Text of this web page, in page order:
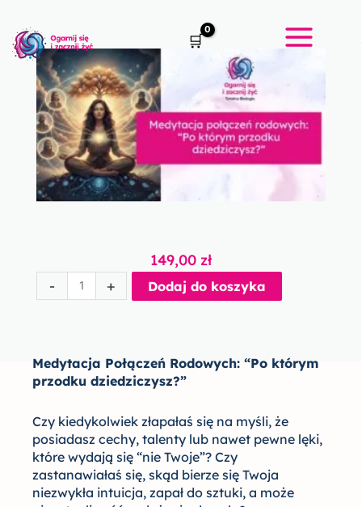
treści
149,00 zł
-
Medytacja
którym
przodku
(VOD+MP3)
+ Dodaj do koszyka
Medytacja Połączeń Rodowych: “Po którym
przodku dziedziczysz?”
Czy kiedykolwiek złapałaś się na myśli, że
posiadasz cechy, talenty lub nawet pewne lęki,
które wydają się “nie Twoje”? Czy
zastanawiałaś się, skąd bierze się Twoja
niezwykła intuicja, zapał do sztuki, a może